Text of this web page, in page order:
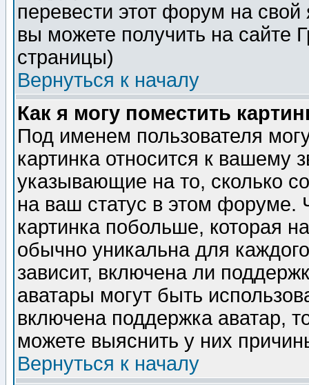
перевести этот форум на
вы можете получить на сайте
страницы)
Вернуться к началу
Как я могу поместить
Под именем пользователя
картинка относится к вашему
указывающие на то, сколько
на ваш статус в этом форуме.
картинка побольше, которая
обычно уникальна для
зависит, включена ли
аватары могут быть
включена поддержка аватар,
можете выяснить у них
Вернуться к началу